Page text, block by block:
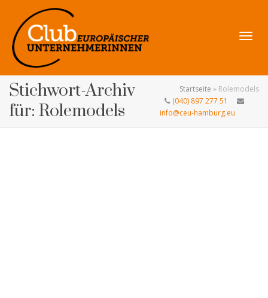
Stichwort-Archiv
für: Rolemodels
Startseite » Rolemodels
(040) 897 277 51
info@ceu-hamburg.eu